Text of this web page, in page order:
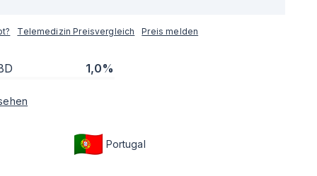
Telemedizin Preisvergleich Preis melden
1,0%
Portugal